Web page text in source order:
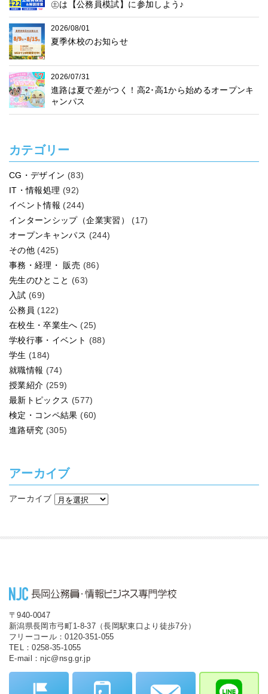
㊏は【公務員模試】に参加しよう♪
2026/08/01
夏季休校のお知らせ
2026/07/31
進路は夏で差がつく！高2･高1から始めるオープンキ
ャンパス
カテゴリー
CG・デザイン (83)
IT・情報処理 (92)
イベント情報 (244)
インターンシップ（企業実習）
(17)
オープンキャンパス (244)
その他 (425)
事務・経理・ 販売 (86)
先生のひとこと (63)
入試 (69)
公務員 (122)
在校生・卒業生へ (25)
学校行事・イベント (88)
学生 (184)
就職情報 (74)
授業紹介 (259)
最新トピックス (577)
検定・コンペ結果 (60)
進路研究 (305)
アーカイブ
アーカイブ
〒940-0047
新潟県長岡市弓町1-8-37（長岡駅東口より徒歩7分）
フリーコール：0120-351-055
TEL：0258-35-1055
E-mail：njc@nsg.gr.jp